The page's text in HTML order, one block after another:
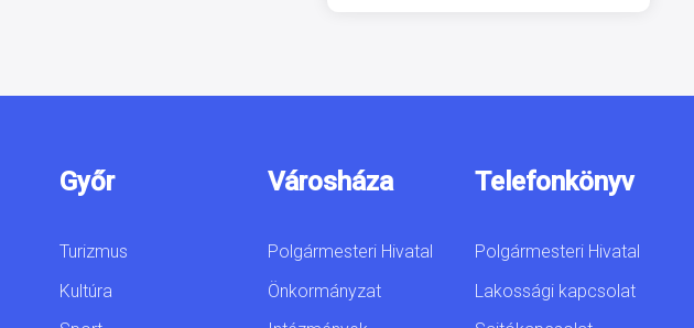
Győr
Turizmus
Kultúra
Városháza
Polgármesteri Hivatal
Önkormányzat
Telefonkönyv
Polgármesteri Hivatal
Lakossági kapcsolat